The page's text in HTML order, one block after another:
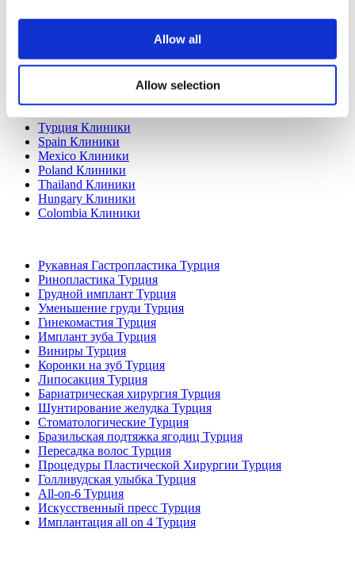
Allow all
Allow selection
Популярные направления
Турция Клиники
Spain Клиники
Mexico Клиники
Poland Клиники
Thailand Клиники
Hungary Клиники
Colombia Клиники
Рукавная Гастропластика Турция
Ринопластика Турция
Грудной имплант Турция
Уменьшение груди Турция
Гинекомастия Турция
Имплант зуба Турция
Виниры Турция
Коронки на зуб Турция
Липосакция Турция
Бариатрическая хирургия Турция
Шунтирование желудка Турция
Стоматологические Турция
Бразильская подтяжка ягодиц Турция
Пересадка волос Турция
Процедуры Пластической Хирургии Турция
Голливудская улыбка Турция
All-on-6 Турция
Искусственный пресс Турция
Имплантация all on 4 Турция